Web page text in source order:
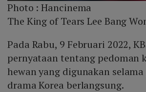
Photo :Hancinema
The King of Tears Lee Bang
Pada Rabu, 9 Februari 2022,
pernyataan tentang pedoman
hewan yang digunakan
drama Korea berlangsung.